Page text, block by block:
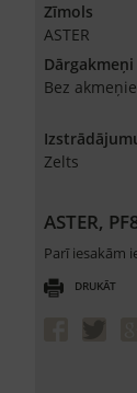
Zīmols
ASTER
Dārgakmeņi
Bez
Zelts
ASTER,
Parī iesakām
DRUKĀT